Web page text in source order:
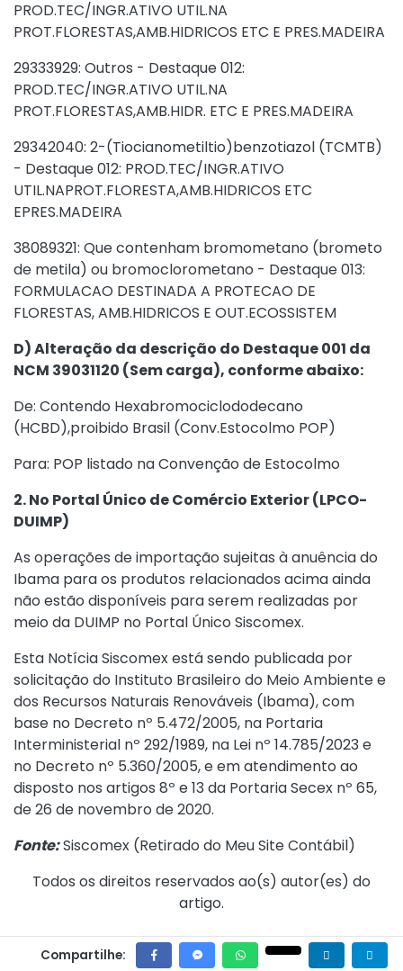
PROD.TEC/INGR.ATIVO UTIL.NA
PROT.FLORESTAS,AMB.HIDRICOS ETC E PRES.MADEIRA
29333929: Outros - Destaque 012:
PROD.TEC/INGR.ATIVO UTIL.NA
PROT.FLORESTAS,AMB.HIDR. ETC E PRES.MADEIRA
29342040: 2-(Tiocianometiltio)benzotiazol (TCMTB)
- Destaque 012: PROD.TEC/INGR.ATIVO
UTIL.NAPROT.FLORESTA,AMB.HIDRICOS ETC
EPRES.MADEIRA
38089321: Que contenham bromometano (brometo
de metila) ou bromoclorometano - Destaque 013:
FORMULACAO DESTINADA A PROTECAO DE
FLORESTAS, AMB.HIDRICOS E OUT.ECOSSISTEM
D) Alteração da descrição do Destaque 001 da
NCM 39031120 (Sem carga), conforme abaixo:
De: Contendo Hexabromociclododecano
(HCBD),proibido Brasil (Conv.Estocolmo POP)
Para: POP listado na Convenção de Estocolmo
2. No Portal Único de Comércio Exterior (LPCO-
DUIMP)
As operações de importação sujeitas à anuência do
Ibama para os produtos relacionados acima ainda
não estão disponíveis para serem realizadas por
meio da DUIMP no Portal Único Siscomex.
Esta Notícia Siscomex está sendo publicada por
solicitação do Instituto Brasileiro do Meio Ambiente e
dos Recursos Naturais Renováveis (Ibama), com
base no Decreto nº 5.472/2005, na Portaria
Interministerial nº 292/1989, na Lei nº 14.785/2023 e
no Decreto nº 5.360/2005, e em atendimento ao
disposto nos artigos 8º e 13 da Portaria Secex nº 65,
de 26 de novembro de 2020.
Fonte:Siscomex (Retirado do Meu Site Contábil)
Todos os direitos reservados ao(s) autor(es) do
artigo.
Compartilhe: